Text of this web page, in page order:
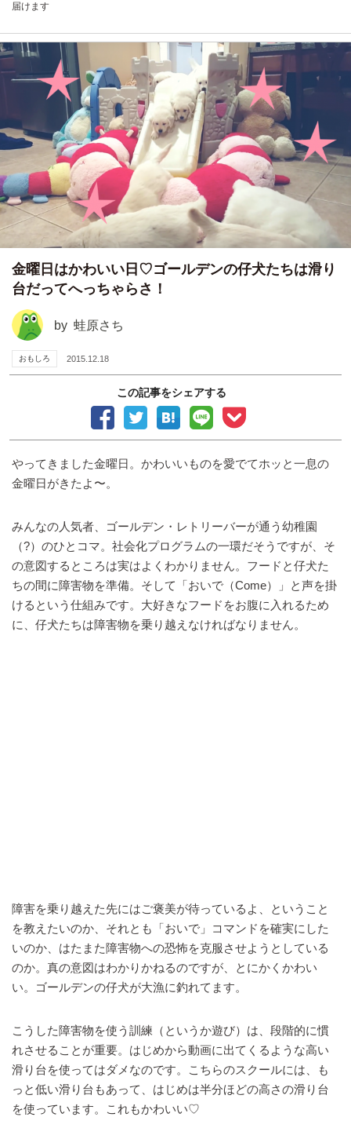
届けます
金曜日はかわいい日♡ゴールデンの仔犬たちは滑り
台だってへっちゃらさ！
by 蛙原さち
おもしろ 2015.12.18
この記事をシェアする
やってきました金曜日。かわいいものを愛でてホッと一息の
金曜日がきたよ〜。
みんなの人気者、ゴールデン・レトリーバーが通う幼稚園
（?）のひとコマ。社会化プログラムの一環だそうですが、そ
の意図するところは実はよくわかりません。フードと仔犬た
ちの間に障害物を準備。そして「おいで（Come）」と声を掛
けるという仕組みです。大好きなフードをお腹に入れるため
に、仔犬たちは障害物を乗り越えなければなりません。
障害を乗り越えた先にはご褒美が待っているよ、ということ
を教えたいのか、それとも「おいで」コマンドを確実にした
いのか、はたまた障害物への恐怖を克服させようとしている
のか。真の意図はわかりかねるのですが、とにかくかわい
い。ゴールデンの仔犬が大漁に釣れてます。
こうした障害物を使う訓練（というか遊び）は、段階的に慣
れさせることが重要。はじめから動画に出てくるような高い
滑り台を使ってはダメなのです。こちらのスクールには、も
っと低い滑り台もあって、はじめは半分ほどの高さの滑り台
を使っています。これもかわいい♡